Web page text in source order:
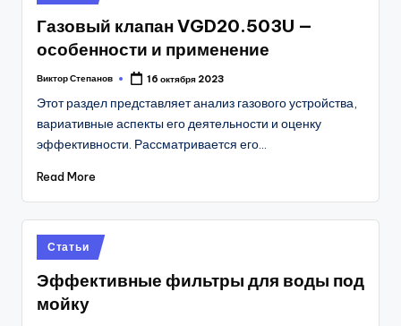
in
Газовый клапан VGD20.503U —
особенности и применение
Posted
Виктор Степанов 16 октября 2023
Этот раздел представляет анализ газового устройства,
вариативные аспекты его деятельности и оценку
эффективности. Рассматривается его…
Read More
Posted
in
Статьи
Эффективные фильтры для воды под
мойку